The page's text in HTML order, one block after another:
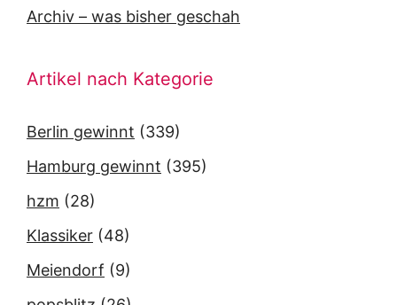
Archiv – was bisher geschah
Artikel nach Kategorie
Berlin gewinnt (339)
Hamburg gewinnt (395)
hzm (28)
Klassiker (48)
Meiendorf (9)